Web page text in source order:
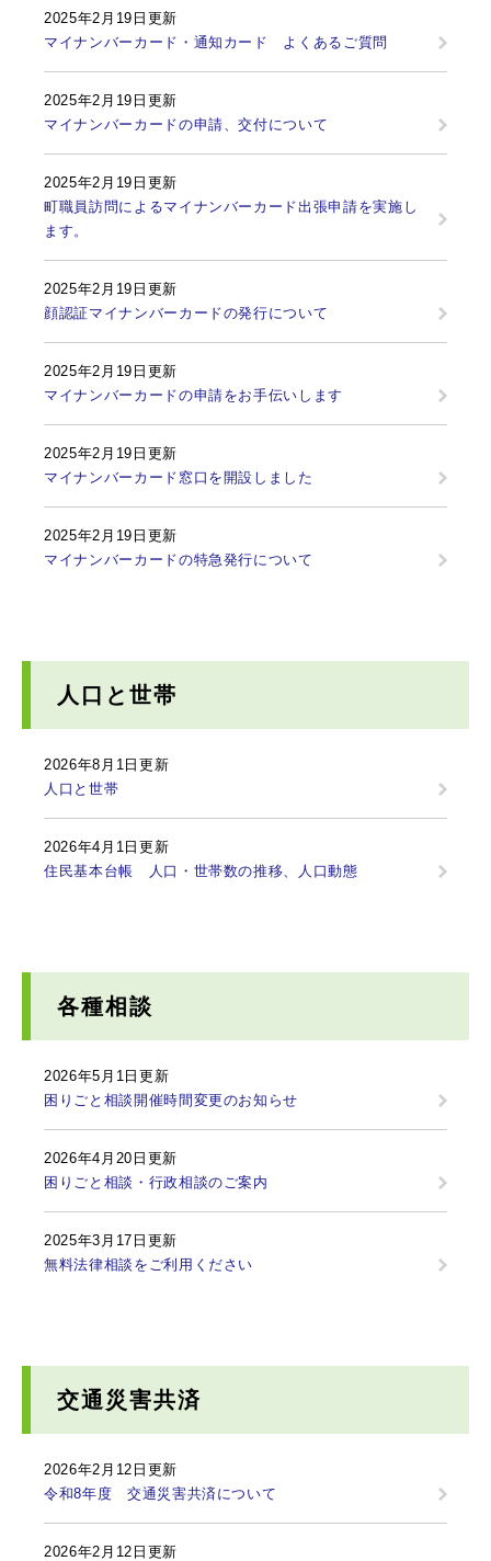
2025年2月19日更新
マイナンバーカード・通知カード よくあるご質問
2025年2月19日更新
マイナンバーカードの申請、交付について
2025年2月19日更新
町職員訪問によるマイナンバーカード出張申請を実施し
ます。
2025年2月19日更新
顔認証マイナンバーカードの発行について
2025年2月19日更新
マイナンバーカードの申請をお手伝いします
2025年2月19日更新
マイナンバーカード窓口を開設しました
2025年2月19日更新
マイナンバーカードの特急発行について
人口と世帯
2026年8月1日更新
人口と世帯
2026年4月1日更新
住民基本台帳 人口・世帯数の推移、人口動態
各種相談
2026年5月1日更新
困りごと相談開催時間変更のお知らせ
2026年4月20日更新
困りごと相談・行政相談のご案内
2025年3月17日更新
無料法律相談をご利用ください
交通災害共済
2026年2月12日更新
令和8年度 交通災害共済について
2026年2月12日更新